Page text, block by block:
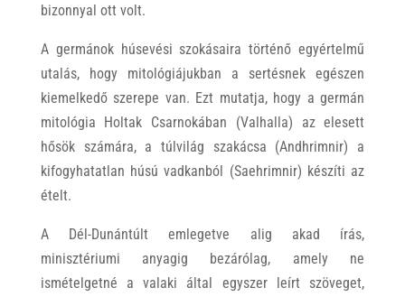
bizonnyal ott volt.
A germánok húsevési szokásaira történő egyértelmű
utalás, hogy mitológiájukban a sertésnek egészen
kiemelkedő szerepe van. Ezt mutatja, hogy a germán
mitológia Holtak Csarnokában (Valhalla) az elesett
hősök számára, a túlvilág szakácsa (Andhrimnir) a
kifogyhatatlan húsú vadkanból (Saehrimnir) készíti az
ételt.
A Dél-Dunántúlt emlegetve alig akad írás,
minisztériumi anyagig bezárólag, amely ne
ismételgetné a valaki által egyszer leírt szöveget,